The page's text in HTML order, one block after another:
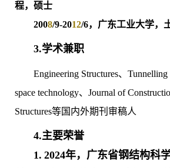
程，硕士
2008/9-2012/6，广东工业大学，
3.学术兼职
Engineering Structures、Tunnelling
space technology、Journal of
Structures等国内外期刊审稿人
4.主要荣誉
1. 2024年，广东省钢结构科